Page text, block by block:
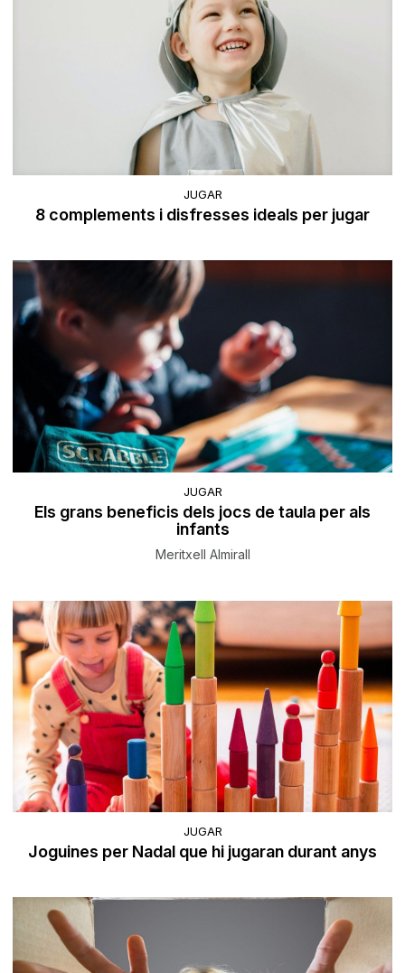
JUGAR
8 complements i disfresses ideals per jugar
JUGAR
Els grans beneficis dels jocs de taula per als
infants
Meritxell Almirall
JUGAR
Joguines per Nadal que hi jugaran durant anys